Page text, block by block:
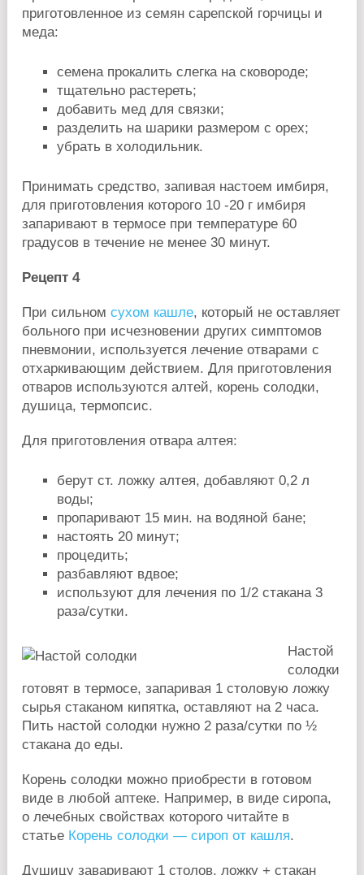
приготовленное из семян сарепской горчицы и
меда:
семена прокалить слегка на сковороде;
тщательно растереть;
добавить мед для связки;
разделить на шарики размером с орех;
убрать в холодильник.
Принимать средство, запивая настоем имбиря,
для приготовления которого 10 -20 г имбиря
запаривают в термосе при температуре 60
градусов в течение не менее 30 минут.
Рецепт 4
При сильном сухом кашле, который не оставляет
больного при исчезновении других симптомов
пневмонии, используется лечение отварами с
отхаркивающим действием. Для приготовления
отваров используются алтей, корень солодки,
душица, термопсис.
Для приготовления отвара алтея:
берут ст. ложку алтея, добавляют 0,2 л
воды;
пропаривают 15 мин. на водяной бане;
настоять 20 минут;
процедить;
разбавляют вдвое;
используют для лечения по 1/2 стакана 3
раза/сутки.
Настой
солодки
готовят в термосе, запаривая 1 столовую ложку
сырья стаканом кипятка, оставляют на 2 часа.
Пить настой солодки нужно 2 раза/сутки по ½
стакана до еды.
Корень солодки можно приобрести в готовом
виде в любой аптеке. Например, в виде сиропа,
о лечебных свойствах которого читайте в
статье Корень солодки — сироп от кашля.
Душицу заваривают 1 столов. ложку + стакан